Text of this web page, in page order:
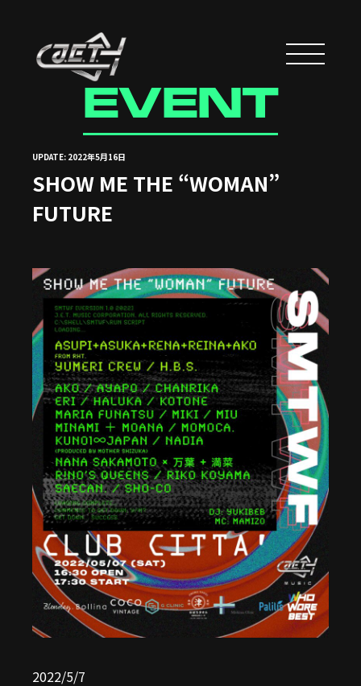
EVENT
UPDATE: 2022年5月16日
SHOW ME THE “WOMAN”
FUTURE
2022/5/7